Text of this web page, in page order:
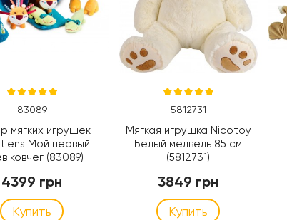
83089
мягких игрушек
Мой первый
ковчег (83089)
4399 грн
Купить
5812731
Мягкая игрушка Nicotoy
Белый медведь 85 см
(5812731)
3849 грн
Купить